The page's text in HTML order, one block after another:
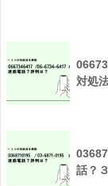
対処
話？